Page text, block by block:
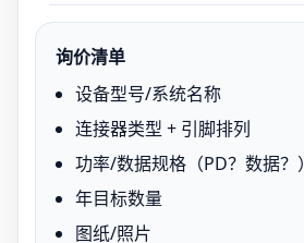
询价清单
设备型号/系统名称
连接器类型 + 引脚排列
功率/数据规格（PD？数据？）
年目标数量
图纸/照片